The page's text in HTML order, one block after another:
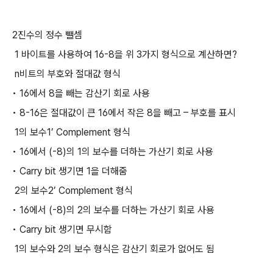
2진수의 정수 뺄셈
 1 바이트를 사용하여 16-8을 위 3가지 형식으로 계산하면?
 n비트의 부호와 절대값 형식
• 16에서 8을 빼는 감산기 회로 사용
• 8-16은 절대값이 큰 16에서 작은 8을 빼고 – 부호를 표시
 1의 보수1’ Complement 형식
• 16에서 (-8)의 1의 보수를 더하는 가산기 회로 사용
• Carry bit 생기면 1을 더해줌
 2의 보수2’ Complement 형식
• 16에서 (-8)의 2의 보수를 더하는 가산기 회로 사용
• Carry bit 생기면 무시함
 1의 보수와 2의 보수 형식은 감산기 회로가 없어도 됨